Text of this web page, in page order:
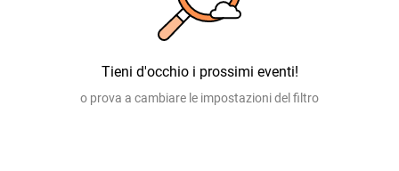
Tieni d'occhio i prossimi eventi!
o prova a cambiare le impostazioni del filtro